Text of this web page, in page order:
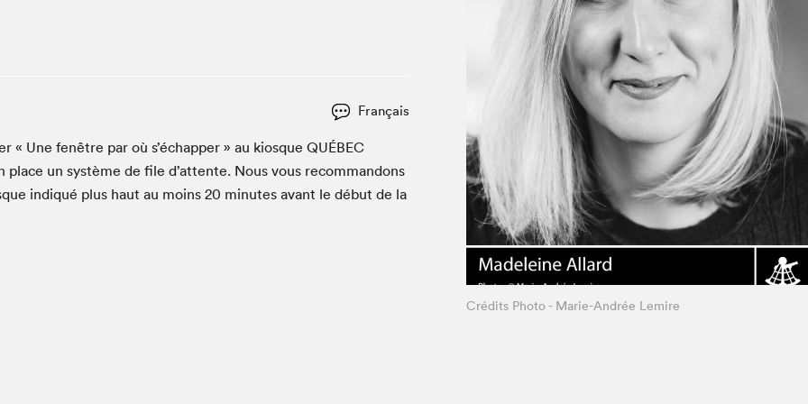
Le Salon dans ta classe
Liseur Public
Matinées scolaires Hydro-Québec
À propos du Salon
Liste des exposant·e·s
Liste des auteur·rice·s
Français
Une fenêtre par où s’échap­per » au kiosque QUÉBEC
un sys­tème de file d’at­tente. Nous vous recom­man­dons
indiqué plus haut au moins 20 min­utes avant le début de la
Crédits Photo - Marie-Andrée Lemire